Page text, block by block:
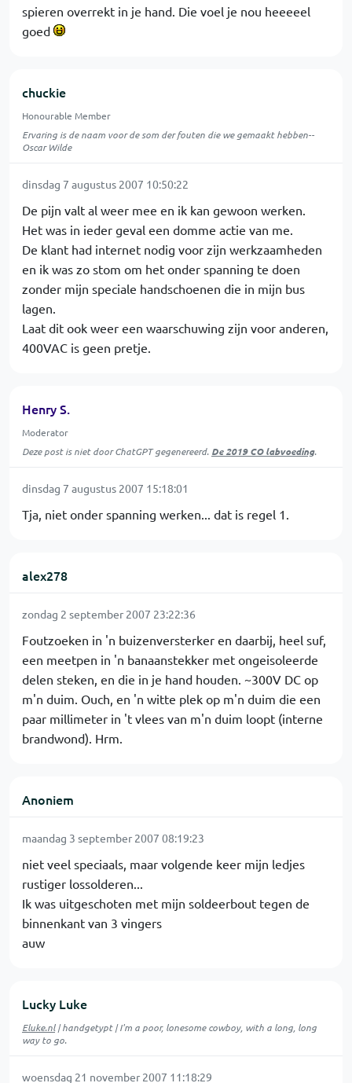
spieren overrekt in je hand. Die voel je nou heeeeel
goed
chuckie
Honourable Member
Ervaring is de naam voor de som der fouten die we gemaakt hebben--
Oscar Wilde
dinsdag 7 augustus 2007 10:50:22
De pijn valt al weer mee en ik kan gewoon werken.
Het was in ieder geval een domme actie van me.
De klant had internet nodig voor zijn werkzaamheden
en ik was zo stom om het onder spanning te doen
zonder mijn speciale handschoenen die in mijn bus
lagen.
Laat dit ook weer een waarschuwing zijn voor anderen,
400VAC is geen pretje.
Henry S.
Moderator
Deze post is niet door ChatGPT gegenereerd. De 2019 CO labvoeding.
dinsdag 7 augustus 2007 15:18:01
Tja, niet onder spanning werken... dat is regel 1.
alex278
zondag 2 september 2007 23:22:36
Foutzoeken in 'n buizenversterker en daarbij, heel suf,
een meetpen in 'n banaanstekker met ongeisoleerde
delen steken, en die in je hand houden. ~300V DC op
m'n duim. Ouch, en 'n witte plek op m'n duim die een
paar millimeter in 't vlees van m'n duim loopt (interne
brandwond). Hrm.
Anoniem
maandag 3 september 2007 08:19:23
niet veel speciaals, maar volgende keer mijn ledjes
rustiger lossolderen...
Ik was uitgeschoten met mijn soldeerbout tegen de
binnenkant van 3 vingers
auw
Lucky Luke
Eluke.nl| handgetypt | I'm a poor, lonesome cowboy, with a long, long
way to go.
woensdag 21 november 2007 11:18:29